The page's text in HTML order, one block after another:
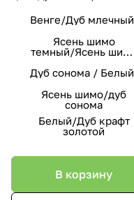
Венге/Дуб млечный
Ясень шимо
темный/Ясень шимо
Дуб сонома / Белый
Ясень шимо/дуб
сонома
Белый/Дуб крафт
золотой
В корзину